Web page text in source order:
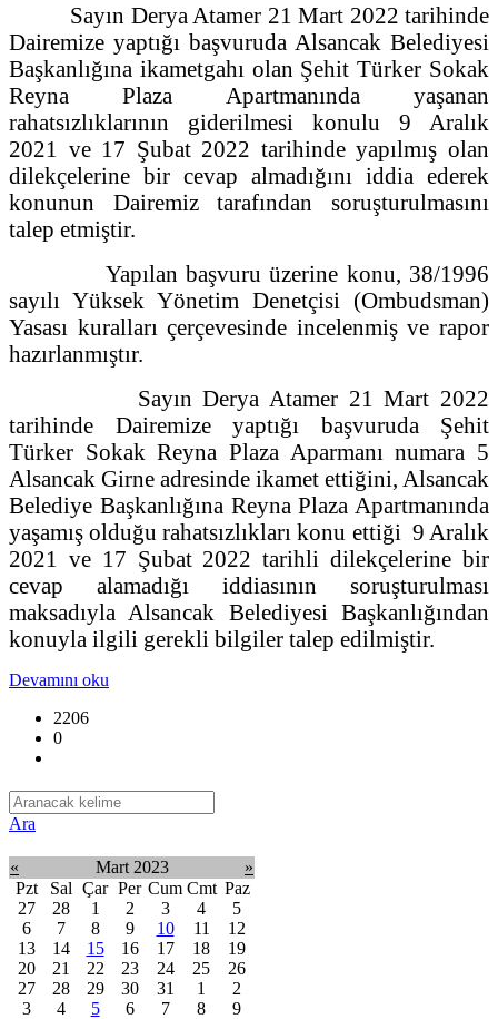
Sayın Derya Atamer 21 Mart 2022 tarihinde
Dairemize yaptığı başvuruda Alsancak Belediyesi
Başkanlığına ikametgahı olan Şehit Türker Sokak
Reyna Plaza Apartmanında yaşanan
rahatsızlıklarının giderilmesi konulu 9 Aralık
2021 ve 17 Şubat 2022 tarihinde yapılmış olan
dilekçelerine bir cevap almadığını iddia ederek
konunun Dairemiz tarafından soruşturulmasını
talep etmiştir.
Yapılan başvuru üzerine konu, 38/1996
sayılı Yüksek Yönetim Denetçisi (Ombudsman)
Yasası kuralları çerçevesinde incelenmiş ve rapor
hazırlanmıştır.
Sayın Derya Atamer 21 Mart 2022
tarihinde Dairemize yaptığı başvuruda Şehit
Türker Sokak Reyna Plaza Aparmanı numara 5
Alsancak Girne adresinde ikamet ettiğini, Alsancak
Belediye Başkanlığına Reyna Plaza Apartmanında
yaşamış olduğu rahatsızlıkları konu ettiği 9 Aralık
2021 ve 17 Şubat 2022 tarihli dilekçelerine bir
cevap alamadığı iddiasının soruşturulması
maksadıyla Alsancak Belediyesi Başkanlığından
konuyla ilgili gerekli bilgiler talep edilmiştir.
Devamını oku
2206
0
Ara
« Mart 2023
»
Pzt
Sal Çar Per Cum Cmt Paz
27
28 1 2 3 4
5
6
7 8 9 10 11
12
13
14 15 16 17 18
19
20
21 22 23 24 25
26
27
28 29 30 31 1
2
3
4 5 6 7 8 9